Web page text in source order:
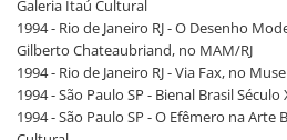
Galeria Itaú Cultural
1994 - Rio de Janeiro RJ - O Desenho
Gilberto Chateaubriand, no MAM/RJ
1994 - Rio de Janeiro RJ - Via Fax, no
1994 - São Paulo SP - Bienal Brasil
1994 - São Paulo SP - O Efêmero na